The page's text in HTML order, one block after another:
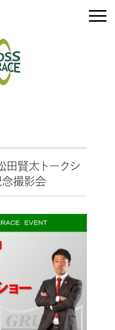
田賢太トークシ
念撮影会